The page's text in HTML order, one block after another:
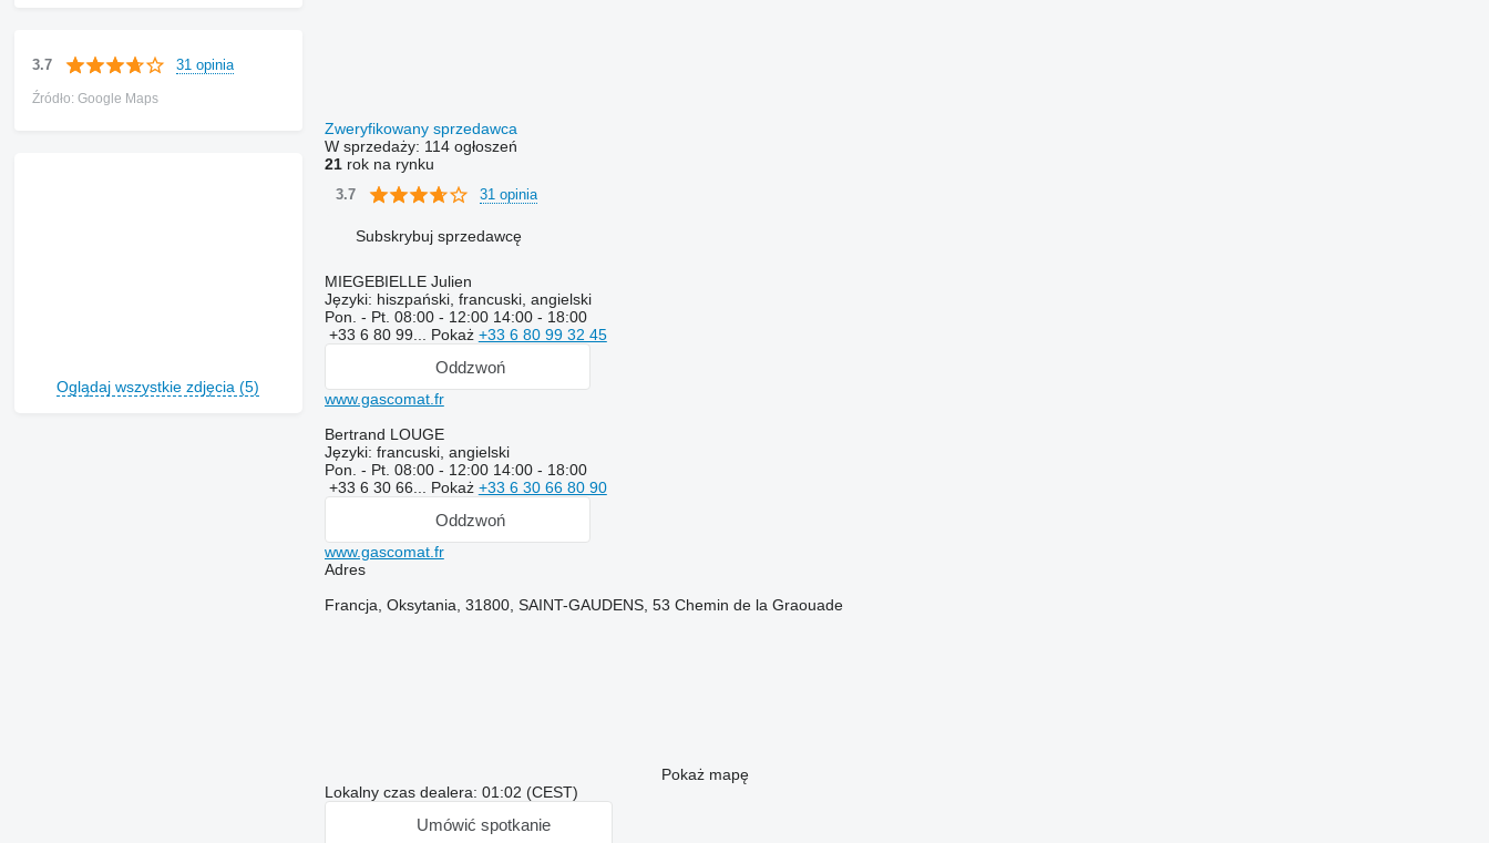
3.7 31 opinia
Źródło: Google Maps
Oglądaj wszystkie zdjęcia (5)
Zweryfikowany sprzedawca
W sprzedaży: 114 ogłoszeń
21rok na rynku
3.7 31 opinia
Subskrybuj sprzedawcę
MIEGEBIELLE Julien
Języki: hiszpański, francuski, angielski
Pon. - Pt. 08:00 - 12:00 14:00 - 18:00
+33 6 80 99... Pokaż +33 6 80 99 32 45
Oddzwoń
www.gascomat.fr
Bertrand LOUGE
Języki: francuski, angielski
Pon. - Pt. 08:00 - 12:00 14:00 - 18:00
+33 6 30 66... Pokaż +33 6 30 66 80 90
Oddzwoń
www.gascomat.fr
Adres
Francja, Oksytania, 31800, SAINT-GAUDENS, 53 Chemin de la Graouade
Pokaż mapę
Lokalny czas dealera: 01:02 (CEST)
Umówić spotkanie